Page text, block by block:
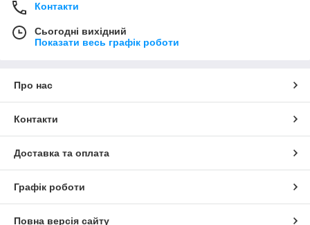
Контакти
Сьогодні вихідний
Показати весь графік роботи
Про нас
Контакти
Доставка та оплата
Графік роботи
Повна версія сайту